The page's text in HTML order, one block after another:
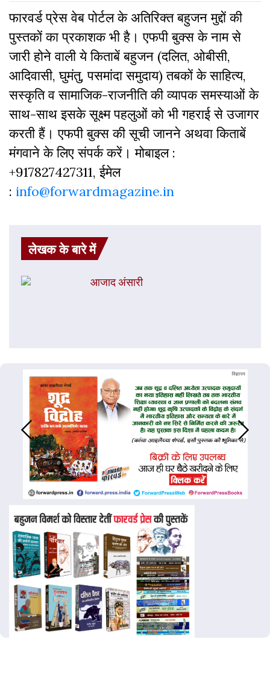
फारवर्ड प्रेस वेब पोर्टल के अतिरिक्‍त बहुजन मुद्दों की
पुस्‍तकों का प्रकाशक भी है। एफपी बुक्‍स के नाम से
जारी होने वाली ये किताबें बहुजन (दलित, ओबीसी,
आदिवासी, घुमंतु, पसमांदा समुदाय) तबकों के साहित्‍य,
सस्‍क‍ृति व सामाजिक-राजनीति की व्‍यापक समस्‍याओं के
साथ-साथ इसके सूक्ष्म पहलुओं को भी गहराई से उजागर
करती हैं। एफपी बुक्‍स की सूची जानने अथवा किताबें
मंगवाने के लिए संपर्क करें। मोबाइल :
+917827427311, ईमेल
: info@forwardmagazine.in
लेखक के बारे में
आजाद अंसारी